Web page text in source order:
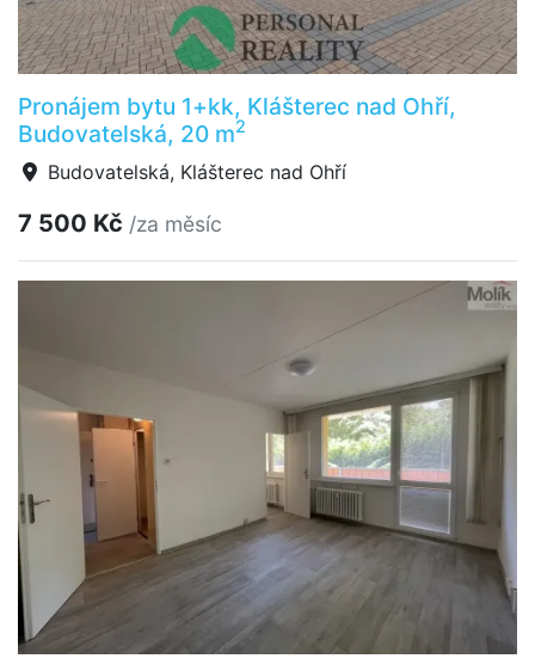
Pronájem bytu 1+kk, Klášterec nad Ohří,
Budovatelská, 20 m2
Budovatelská, Klášterec nad Ohří
7 500 Kč /za měsíc